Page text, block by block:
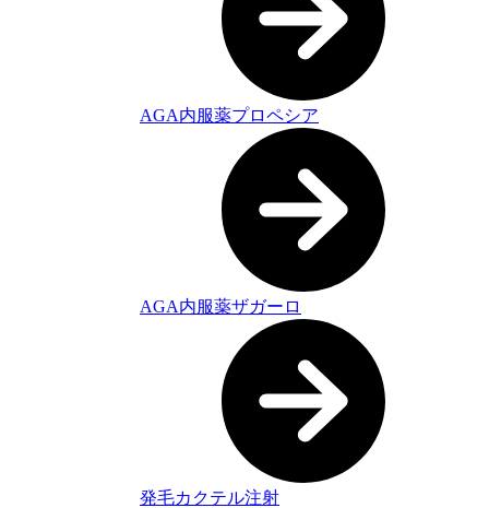
AGA内服薬プロペシア
AGA内服薬ザガーロ
発毛カクテル注射